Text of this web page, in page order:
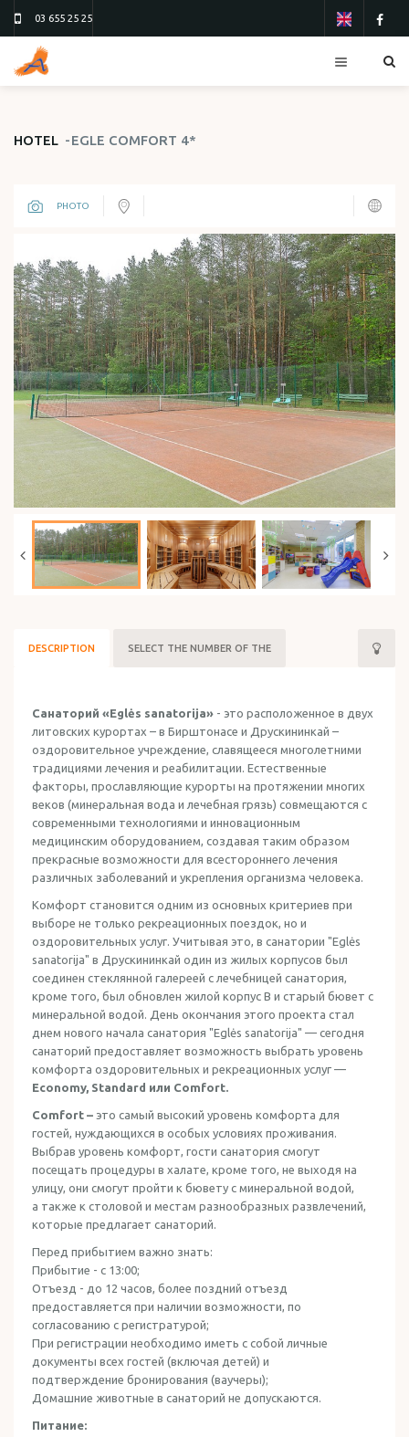
03 655 25 25
TOURS
ТУР 26
ORDER FORM
ABOUT US
CONTACTS
REVIEWS
HOLIDAY IN ISRAEL
HOTEL EGLE COMFORT 4*
PHOTO
DESCRIPTION SELECT THE NUMBER OF THE
Санаторий «Eglės sanatorija» - это расположенное в двух
литовских курортах – в Бирштонасе и Друскининкай –
оздоровительное учреждение, славящееся многолетними
традициями лечения и реабилитации. Естественные
факторы, прославляющие курорты на протяжении многих
веков (минеральная вода и лечебная грязь) совмещаются с
современными технологиями и инновационным
медицинским оборудованием, создавая таким образом
прекрасные возможности для всестороннего лечения
различных заболеваний и укрепления организма человека.
Комфорт становится одним из основных критериев при
выборе не только рекреационных поездок, но и
оздоровительных услуг. Учитывая это, в санатории "Eglės
sanatorija" в Друскининкай один из жилых корпусов был
соединен стеклянной галереей с лечебницей санатория,
кроме того, был обновлен жилой корпус B и старый бювет с
минеральной водой. День окончания этого проекта стал
днем нового начала санатория "Eglės sanatorija" — сегодня
санаторий предоставляет возможность выбрать уровень
комфорта оздоровительных и рекреационных услуг —
Economy, Standard или Comfort.
Comfort – это самый высокий уровень комфорта для
гостей, нуждающихся в особых условиях проживания.
Выбрав уровень комфорт, гости санатория смогут
посещать процедуры в халате, кроме того, не выходя на
улицу, они смогут пройти к бювету с минеральной водой,
а также к столовой и местам разнообразных развлечений,
которые предлагает санаторий.
Перед прибытием важно знать:
Прибытие - с 13:00;
Отъезд - до 12 часов, более поздний отъезд
предоставляется при наличии возможности, по
согласованию с регистратурой;
При регистрации необходимо иметь с собой личные
документы всех гостей (включая детей) и
подтверждение бронирования (ваучеры);
Домашние животные в санаторий не допускаются.
Питание: